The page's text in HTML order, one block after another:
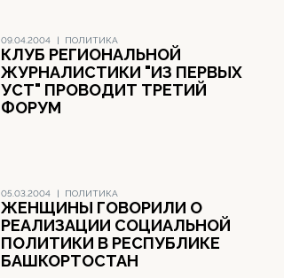
09.04.2004 | ПОЛИТИКА
КЛУБ РЕГИОНАЛЬНОЙ
ЖУРНАЛИСТИКИ "ИЗ ПЕРВЫХ
УСТ" ПРОВОДИТ ТРЕТИЙ
ФОРУМ
05.03.2004 | ПОЛИТИКА
ЖЕНЩИНЫ ГОВОРИЛИ О
РЕАЛИЗАЦИИ СОЦИАЛЬНОЙ
ПОЛИТИКИ В РЕСПУБЛИКЕ
БАШКОРТОСТАН